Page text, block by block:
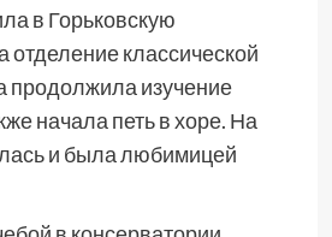
в Горьковскую
отделение классической
продолжила изучение
начала петь в хоре. На
и была любимицей